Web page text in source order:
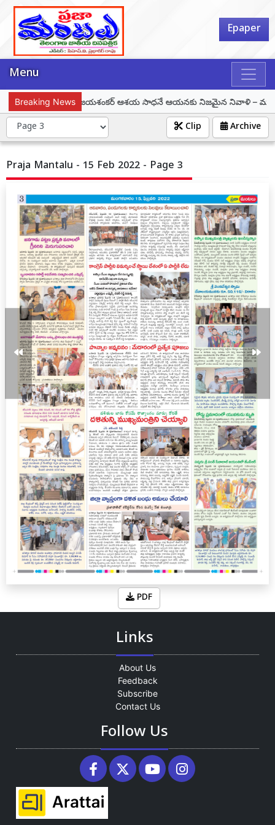
Epaper
Menu
Breaking News
ప్రొఫెసర్ కొత్తపల్లి జయశంకర్ ఆశయ సాధనే ఆయనకు నిజమైన నివాళి –
Archive
Clip
Praja Mantalu - 15 Feb 2022 - Page 3
PDF
Links
About Us
Feedback
Subscribe
Contact Us
Follow Us